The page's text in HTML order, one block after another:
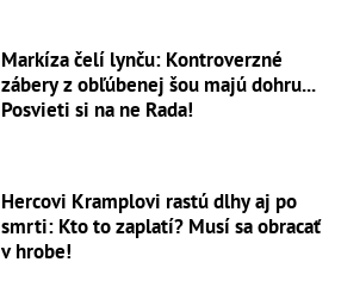
Markíza čelí lynču: Kontroverzné
zábery z obľúbenej šou majú dohru...
Posvieti si na ne Rada!
Hercovi Kramplovi rastú dlhy aj po
smrti: Kto to zaplatí? Musí sa obracať
v hrobe!